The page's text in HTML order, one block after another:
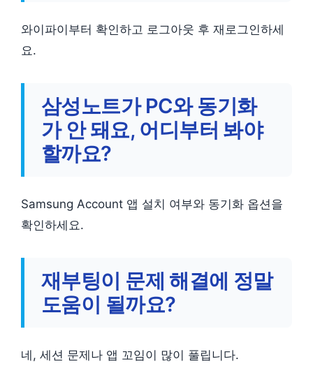
와이파이부터 확인하고 로그아웃 후 재로그인하세
요.
삼성노트가 PC와 동기화
가 안 돼요, 어디부터 봐야
할까요?
Samsung Account 앱 설치 여부와 동기화 옵션을
확인하세요.
재부팅이 문제 해결에 정말
도움이 될까요?
네, 세션 문제나 앱 꼬임이 많이 풀립니다.